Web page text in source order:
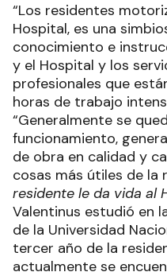
“Los residentes
Hospital, es una
conocimiento e
y el Hospital y los
profesionales que
horas de trabajo
“Generalmente se
funcionamiento,
de obra en calidad y
cosas más útiles de la
residente le da vida al
Valentinus estudió en
de la Universidad
tercer año de la
actualmente se